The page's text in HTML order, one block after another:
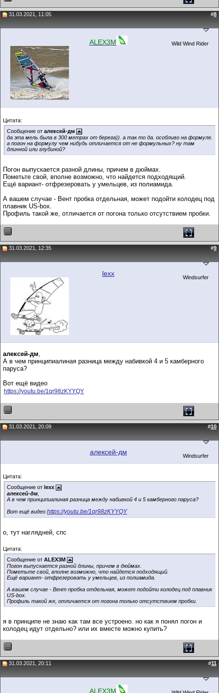
31.03.2021, 11:05 #8
ALEX3M Wild Wind Rider
Цитата:
Сообщение от алексей-дм
да эта мель была в 300 метрах от берега)). а так то да. особливо на формуле.
а погон на формулу чем нибудь отличается от не формульных? ну там
длинной или глубиной?
Погон выпускается разной длины, причем в дюймах.
Пометьте свой, вполне возможно, что найдется подходящий.
Ещё вариант- отфрезеровать у умельцев, из полиамида.
А вашем случае - Вент пробка отдельная, может подойти колодец под
плавник US-box.
Профиль такой же, отличается от погона только отсутствием пробки.
31.03.2021, 12:35 #9
lexx Windsurfer
алексей-дм,
А в чем принципиалиная разница между набивкой 4 и 5 камберного
паруса?
Вот ещё видео
https://youtu.be/1qr98zKYYQY
31.03.2021, 20:09 #10
алексей-дм Windsurfer
Цитата:
Сообщение от lexx
алексей-дм
А в чем принципиалиная разница между набивкой 4 и 5 камберного паруса?
Вот ещё видео https://youtu.be/1qr98zKYYQY
о, тут наглядней, спс
Цитата:
Сообщение от ALEX3M
Погон выпускается разной длины, причем в дюймах.
Пометьте свой, вполне возможно, что найдется подходящий.
Ещё вариант- отфрезеровать у умельцев, из полиамида.
А вашем случае - Вент пробка отдельная, может подойти колодец под плавник
US-box.
Профиль такой же, отличается от погона только отсутствием пробки.
я в принципе не знаю как там все устроено. но как я понял погон и
колодец идут отдельно? или их вместе можно купить?
31.03.2021, 20:11 #11
ALEX3M